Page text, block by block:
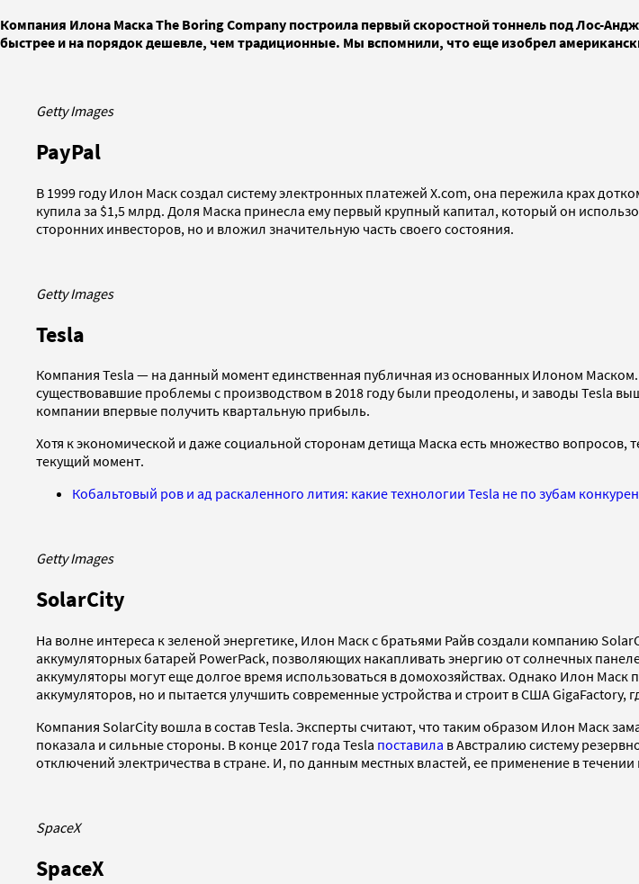
Компания Илона Маска The Boring Company построила первый скоростной тоннель под Лос-
быстрее и на порядок дешевле, чем традиционные. Мы вспомнили, что еще изобрел
Getty Images
PayPal
В 1999 году Илон Маск создал систему электронных платежей X.com, она пережила крах
купила за $1,5 млрд. Доля Маска принесла ему первый крупный капитал, который он
сторонних инвесторов, но и вложил значительную часть своего состояния.
Getty Images
Tesla
Компания Tesla — на данный момент единственная публичная из основанных Илоном
существовавшие проблемы с производством в 2018 году были преодолены, и заводы Tesla
компании впервые получить квартальную прибыль.
Хотя к экономической и даже социальной сторонам детища Маска есть множество вопросов,
текущий момент.
Кобальтовый ров и ад раскаленного лития: какие технологии Tesla не по зубам
Getty Images
SolarCity
На волне интереса к зеленой энергетике, Илон Маск c братьями Райв создали компанию
аккумуляторных батарей PowerPack, позволяющих накапливать энергию от солнечных
аккумуляторы могут еще долгое время использоваться в домохозяйствах. Однако Илон
аккумуляторов, но и пытается улучшить современные устройства и строит в США GigaFactory,
Компания SolarCity вошла в состав Tesla. Эксперты считают, что таким образом Илон Маск
показала и сильные стороны. В конце 2017 года Tesla поставила в Австралию систему
отключений электричества в стране. И, по данным местных властей, ее применение в
SpaceX
SpaceX